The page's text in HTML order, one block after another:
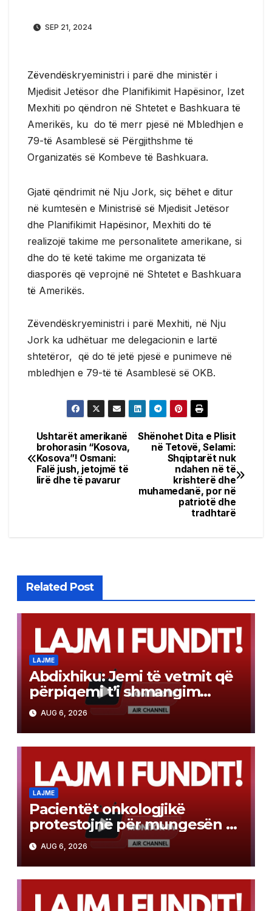
SEP 21, 2024
Zëvendëskryeministri i parë dhe ministër i
Mjedisit Jetësor dhe Planifikimit Hapësinor, Izet
Mexhiti po qëndron në Shtetet e Bashkuara të
Amerikës, ku do të merr pjesë në Mbledhjen e
79-të Asamblesë së Përgjithshme të
Organizatës së Kombeve të Bashkuara.
Gjatë qëndrimit në Nju Jork, siç bëhet e ditur
në kumtesën e Ministrisë së Mjedisit Jetësor
dhe Planifikimit Hapësinor, Mexhiti do të
realizojë takime me personalitete amerikane, si
dhe do të ketë takime me organizata të
diasporës që veprojnë në Shtetet e Bashkuara
të Amerikës.
Zëvendëskryeministri i parë Mexhiti, në Nju
Jork ka udhëtuar me delegacionin e lartë
shtetëror, që do të jetë pjesë e punimeve në
mbledhjen e 79-të të Asamblesë së OKB.
Post
navigation
Shënohet Dita e Plisit
në Tetovë, Selami:
Shqiptarët nuk
ndahen në të
krishterë dhe
muhamedanë, por në
patriotë dhe
tradhtarë
Ushtarët amerikanë
brohorasin “Kosova,
Kosova”! Osmani:
Falë jush, jetojmë të
lirë dhe të pavarur
Related Post
LAJME
Abdixhiku: Jemi të vetmit që
përpiqemi t’i shmangim
zgjedhjet e reja
AUG 6, 2026
LAJME
Pacientët onkologjikë
protestojnë për mungesën e
terapisë
AUG 6, 2026